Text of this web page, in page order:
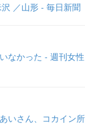
／山形 - 毎日新聞
なかった - 週刊女性
いさん、コカイン所